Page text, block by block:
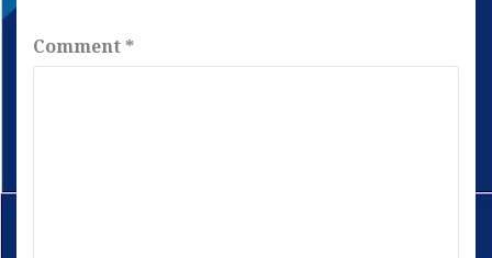
Comment *